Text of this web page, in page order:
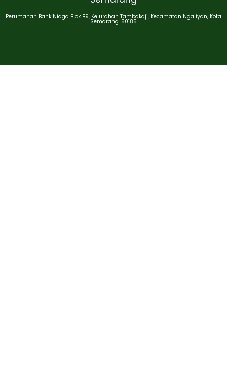
Perumahan Bank Niaga Blok B9, Kelurahan Tambakaji, Kecamatan Ngaliyan, Kota
Semarang. 50185